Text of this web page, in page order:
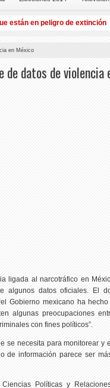
en peligro de extinción
en México
de datos de violencia
ligada al narcotráfico en
algunos datos oficiales. El
Gobierno mexicano ha
algunas preocupaciones
con fines políticos”.
se necesita para monitorear y
de información parece ser
Políticas y